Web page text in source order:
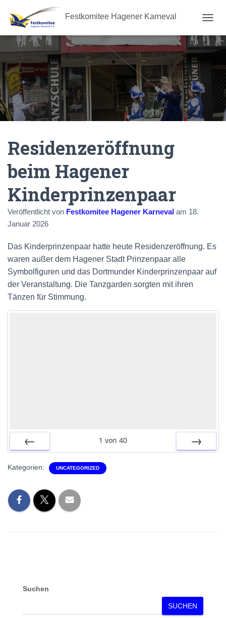
Festkomitee Hagener Karneval
A
V
I
U
Residenzeröffnung
beim Hagener
Kinderprinzenpaar
Veröffentlicht von Festkomitee Hagener Karneval am 18.
Januar 2026
Das Kinderprinzenpaar hatte heute Residenzeröffnung. Es
waren außer dem Hagener Stadt Prinzenpaar alle
Symbolfiguren und das Dortmunder Kinderprinzenpaar auf
der Veranstaltung. Die Tanzgarden sorgten mit ihren
Tänzen für Stimmung.
1 von 40
Kategorien: UNCATEGORIZED
Suchen
SUCHEN